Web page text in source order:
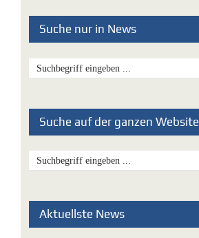
Suche nur in News
Suche auf der ganzen Website
Aktuellste News